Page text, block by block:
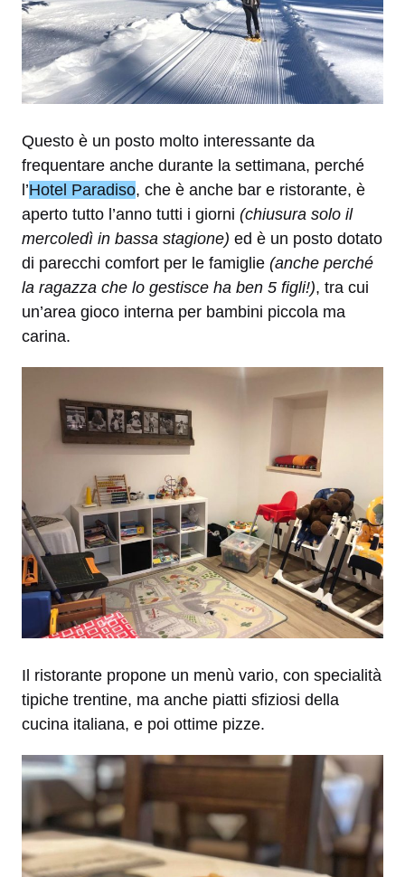
Questo è un posto molto interessante da
frequentare anche durante la settimana, perché
l’Hotel Paradiso, che è anche bar e ristorante, è
aperto tutto l’anno tutti i giorni (chiusura solo il
mercoledì in bassa stagione) ed è un posto dotato
di parecchi comfort per le famiglie (anche perché
la ragazza che lo gestisce ha ben 5 figli!), tra cui
un’area gioco interna per bambini piccola ma
carina.
Il ristorante propone un menù vario, con specialità
tipiche trentine, ma anche piatti sfiziosi della
cucina italiana, e poi ottime pizze.